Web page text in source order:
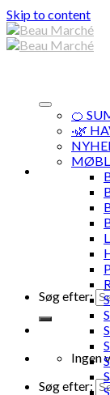
Skip to content
Søg efter:
Ingen
Søg efter:
🍊
·🌿